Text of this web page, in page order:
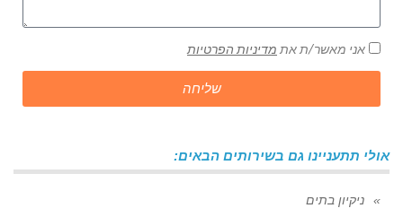
אני מאשר/ת את מדיניות הפרטיות
שליחה
אולי תתעניינו גם בשירותים הבאים:
ניקיון בתים